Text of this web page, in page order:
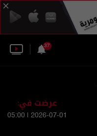
37
عرضت في:
2026-07-01 | 05:00